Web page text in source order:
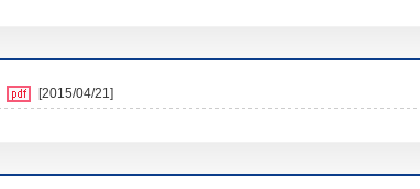
[2015/04/21]